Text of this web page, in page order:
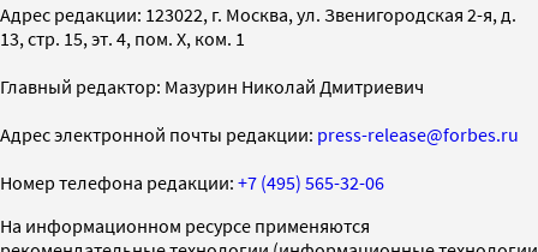
Адрес редакции: 123022, г. Москва, ул. Звенигородская 2-я, д.
13, стр. 15, эт. 4, пом. X, ком. 1
Главный редактор: Мазурин Николай Дмитриевич
Адрес электронной почты редакции: press-release@forbes.ru
Номер телефона редакции: +7 (495) 565-32-06
На информационном ресурсе применяются